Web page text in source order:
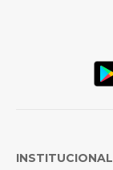
INSTITUCIONAL